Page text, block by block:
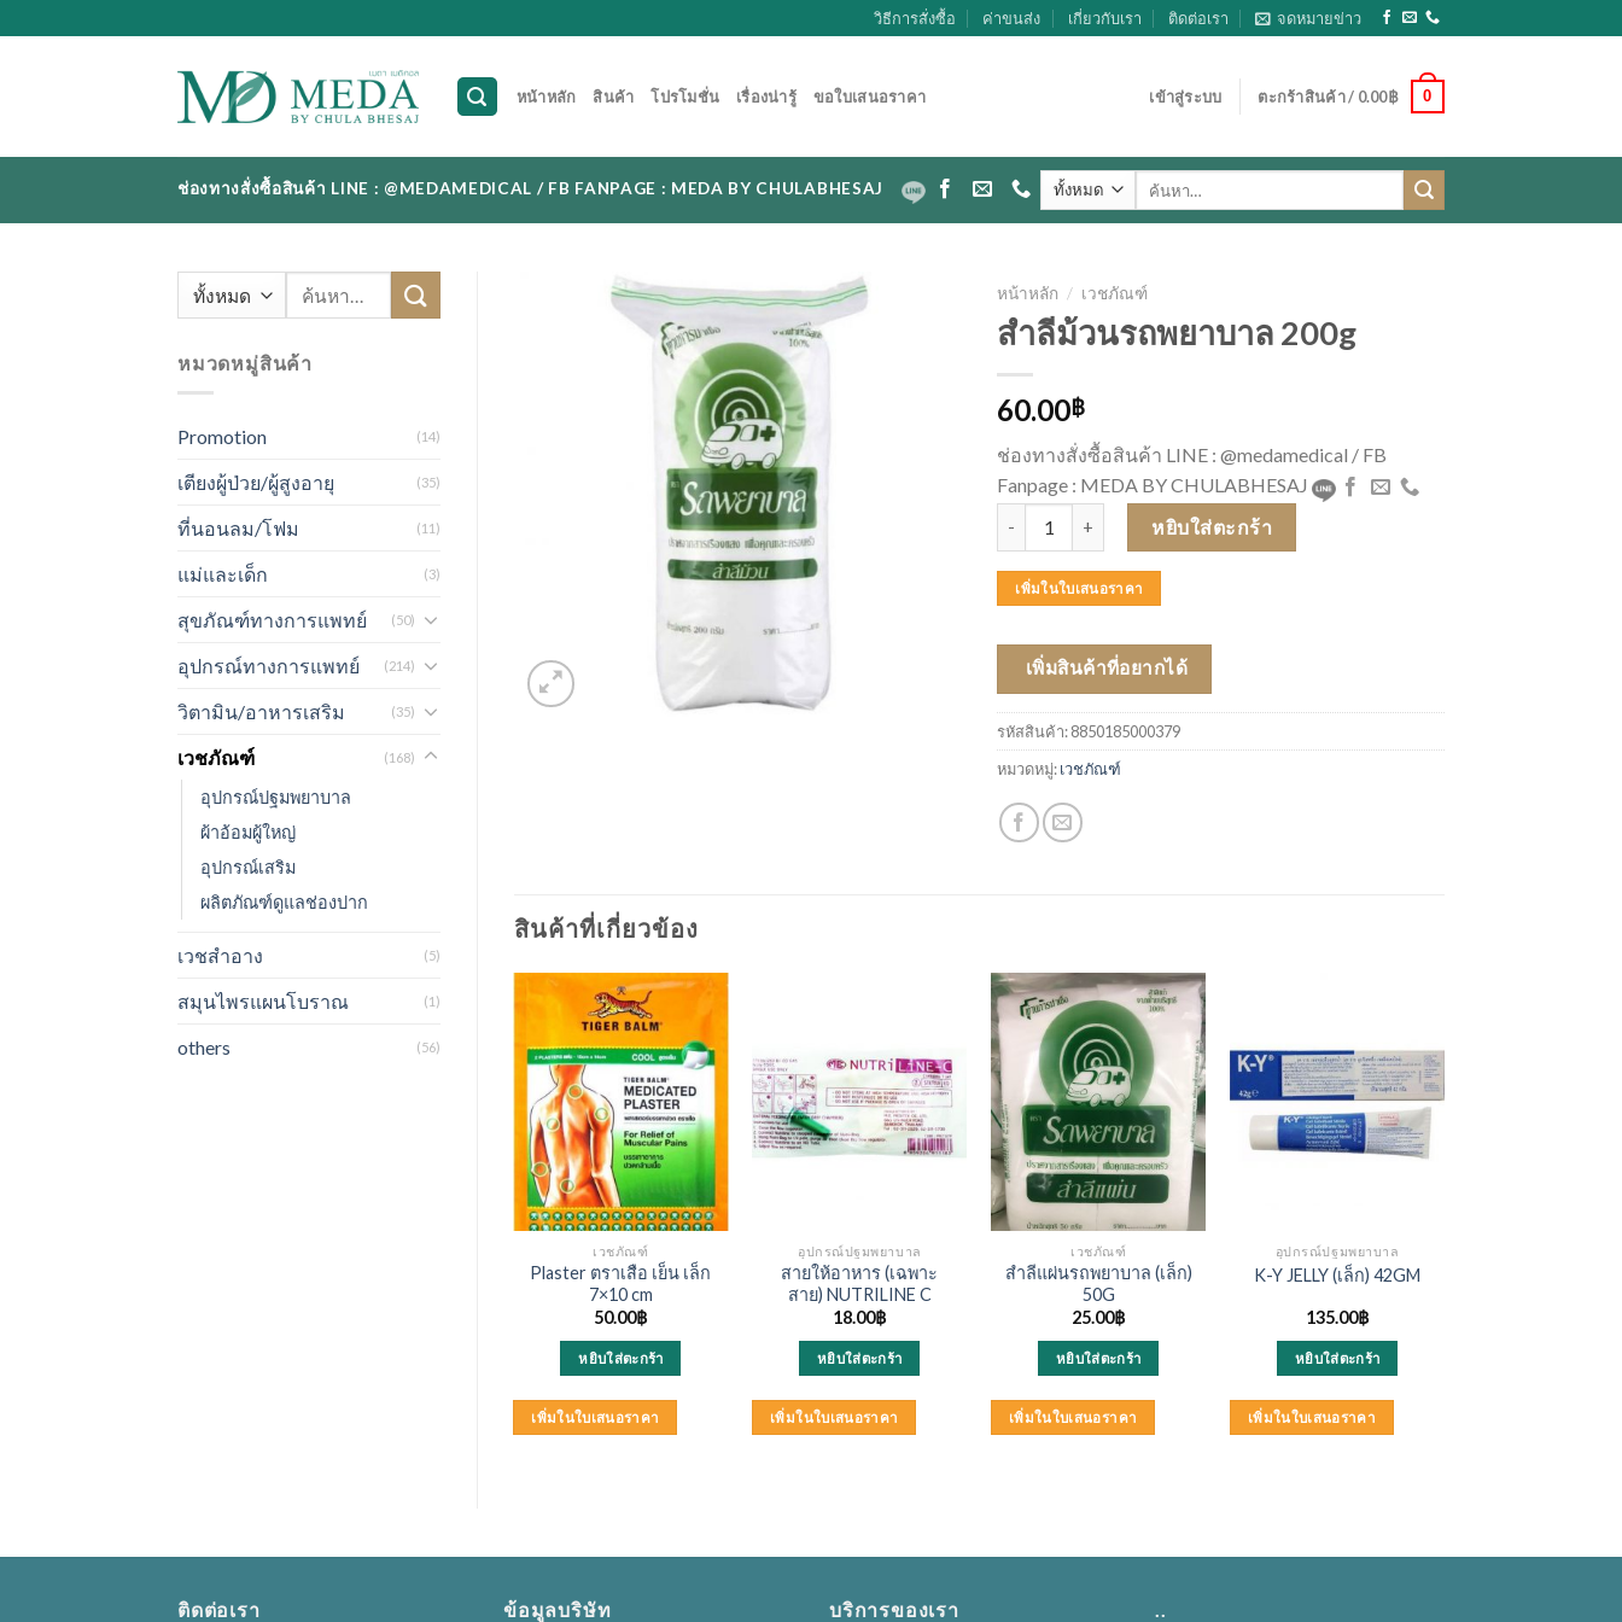
to
วิธีการสั่งซื้อ ค่าขนส่ง เกี่ยวกับเรา ติดต่อเรา จดหมายข่าว
หน้าหลัก สินค้า โปรโมชั่น เรื่องน่ารู้ ขอใบเสนอราคา เข้าสู่ระบบ ตะกร้าสินค้า / 0.00฿ 0
ช่องทางสั่งซื้อสินค้า LINE : @MEDAMEDICAL / FB FANPAGE : MEDA BY CHULABHESAJ ค้นหา:
ค้นหา:
หมวดหมู่สินค้า
Promotion (14)
เตียงผู้ป่วย/ผู้สูงอายุ (35)
ที่นอนลม/โฟม (11)
แม่และเด็ก (3)
สุขภัณฑ์ทางการแพทย์ (50)
อุปกรณ์ทางการแพทย์ (214)
วิตามิน/อาหารเสริม (35)
เวชภัณฑ์ (168)
อุปกรณ์ปฐมพยาบาล
ผ้าอ้อมผู้ใหญ่
อุปกรณ์เสริม
ผลิตภัณฑ์ดูแลช่องปาก
เวชสำอาง (5)
สมุนไพรแผนโบราณ (1)
others (56)
หน้าหลัก / เวชภัณฑ์
สำลีม้วนรถพยาบาล 200g
60.00฿
ช่องทางสั่งซื้อสินค้า LINE : @medamedical / FB
Fanpage : MEDA BY CHULABHESAJ
จำนวน สำลีม้วนรถพยาบาล 200g ชิ้น
หยิบใส่ตะกร้า
เพิ่มในใบเสนอราคา
เพิ่มสินค้าที่อยากได้
รหัสสินค้า:8850185000379
หมวดหมู่:เวชภัณฑ์
สินค้าที่เกี่ยวข้อง
เวชภัณฑ์
Plaster ตราเสือ เย็น เล็ก
7×10 cm
50.00฿
หยิบใส่ตะกร้า
เพิ่มในใบเสนอราคา
อุปกรณ์ปฐมพยาบาล
สายให้อาหาร (เฉพาะ
สาย) NUTRILINE C
18.00฿
หยิบใส่ตะกร้า
เพิ่มในใบเสนอราคา
เวชภัณฑ์
สำลีแผ่นรถพยาบาล (เล็ก)
50G
25.00฿
หยิบใส่ตะกร้า
เพิ่มในใบเสนอราคา
อุปกรณ์ปฐมพยาบาล
K-Y JELLY (เล็ก) 42GM
135.00฿
หยิบใส่ตะกร้า
เพิ่มในใบเสนอราคา
ติดต่อเรา ข้อมูลบริษัท บริการของเรา ..